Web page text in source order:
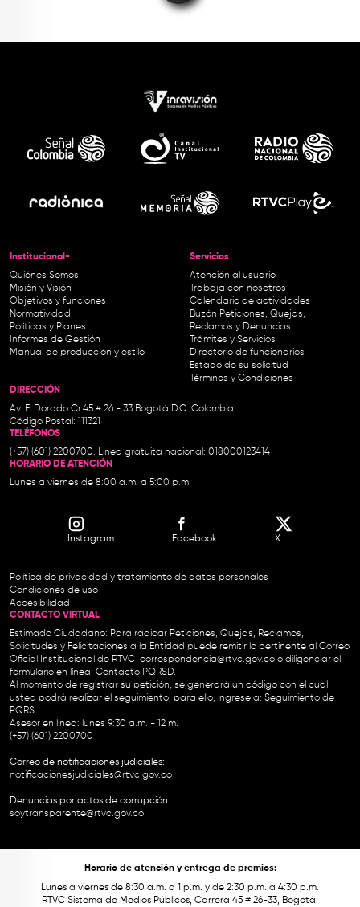
Institucional-
Quiénes Somos
Misión y Visión
Objetivos y funciones
Normatividad
Políticas y Planes
Informes de Gestión
Manual de producción y estilo
Servicios
Atención al usuario
Trabaja con nosotros
Calendario de actividades
Buzón Peticiones, Quejas,
Reclamos y Denuncias
Trámites y Servicios
Directorio de funcionarios
Estado de su solicitud
Términos y Condiciones
DIRECCIÓN
Av. El Dorado Cr.45 # 26 - 33 Bogotá D.C. Colombia.
Código Postal: 111321
TELÉFONOS
(+57) (601) 2200700. Línea gratuita nacional: 018000123414
HORARIO DE ATENCIÓN
Lunes a viernes de 8:00 a.m. a 5:00 p.m.
Instagram Facebook X
Política de privacidad y tratamiento de datos personales
Condiciones de uso
Accesibilidad
CONTACTO VIRTUAL
Estimado Ciudadano: Para radicar Peticiones, Quejas, Reclamos,
Solicitudes y Felicitaciones a la Entidad puede remitir lo pertinente al Correo
Oficial Institucional de RTVC correspondencia@rtvc.gov.co o diligenciar el
formulario en línea: Contacto PQRSD.
Al momento de registrar su petición, se generará un código con el cual
usted podrá realizar el seguimiento, para ello, ingrese a: Seguimiento de
PQRS
Asesor en línea: lunes 9:30 a.m. - 12 m.
(+57) (601) 2200700
Correo de notificaciones judiciales:
notificacionesjudiciales@rtvc.gov.co
Denuncias por actos de corrupción:
soytransparente@rtvc.gov.co
Horario de atención y entrega de premios:
Lunes a viernes de 8:30 a.m. a 1 p.m. y de 2:30 p.m. a 4:30 p.m.
RTVC Sistema de Medios Públicos, Carrera 45 # 26-33, Bogotá.